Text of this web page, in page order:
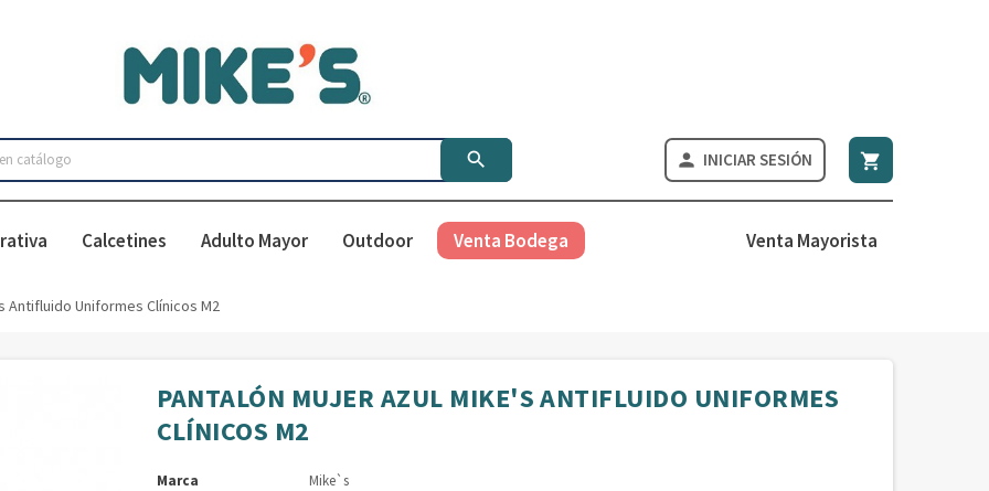
  INICIAR SESIÓN 
Calcetines Adulto Mayor Outdoor Venta Bodega Venta Mayorista
Antifluido Uniformes Clínicos M2
PANTALÓN MUJER AZUL MIKE'S ANTIFLUIDO UNIFORMES
CLÍNICOS M2
Marca
Mike`s